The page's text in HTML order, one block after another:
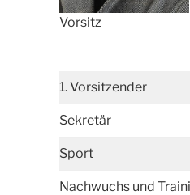
Vorsitz
1. Vorsitzender
Sekretär
Sport
Nachwuchs und